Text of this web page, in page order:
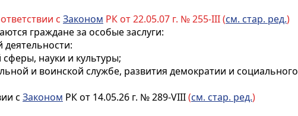
с Законом РК от 22.05.07 г. № 255-III (см. стар. ред.)
граждане за особые заслуги:
деятельности:
науки и культуры;
и воинской службе, развития демократии и
с Законом РК от 14.05.26 г. № 289-VIII(см. стар. ред.)